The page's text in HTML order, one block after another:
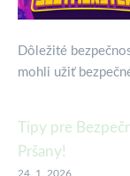
Dôležité
mohli užiť
Tipy pre
Pršany!
24. 1. 2026